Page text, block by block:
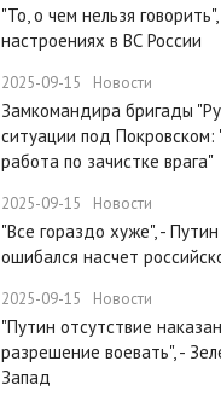
"То, о чем нельзя
настроениях в ВС России
2025-09-15 Новости
Замкомандира бригады
ситуации под
работа по зачистке врага"
2025-09-15 Новости
"Все гораздо хуже", -
ошибался насчет
2025-09-15 Новости
​"Путин отсутствие
разрешение воевать", -
Запад